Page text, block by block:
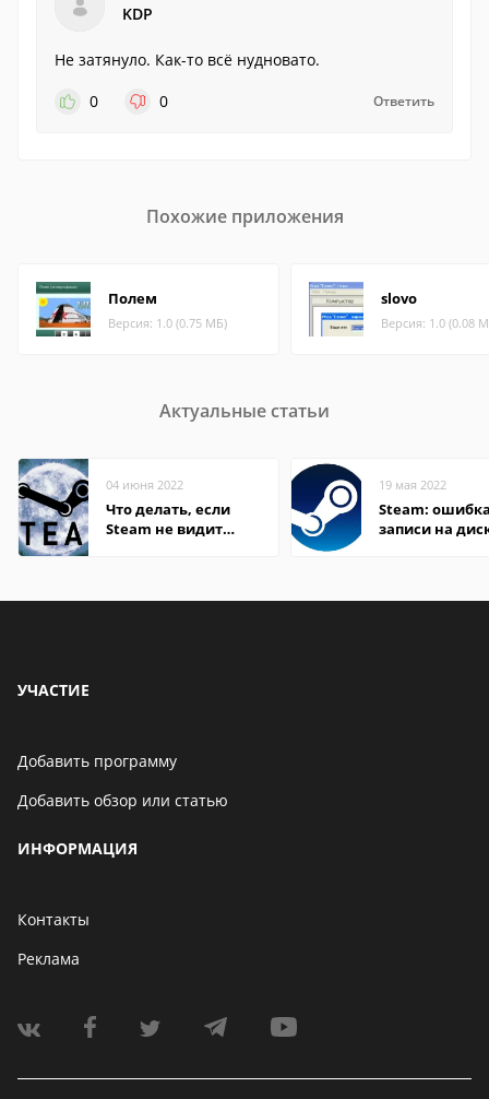
KDP
Не затянуло. Как-то всё нудновато.
0
0 Ответить
Похожие приложения
Полем
Версия: 1.0 (0.75 МБ)
slovo
Версия: 1.0 (0.08
Актуальные статьи
04 июня 2022
Что делать, если
Steam не видит
19 мая 2022
Steam:
записи на
УЧАСТИЕ
Добавить программу
Добавить обзор или статью
ИНФОРМАЦИЯ
Контакты
Реклама